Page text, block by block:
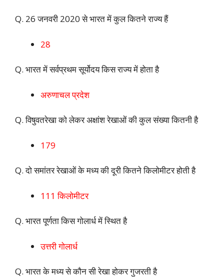
Q. 26 जनवरी 2020 से भारत में कुल कितने राज्य हैं
28
Q. भारत में सर्वप्रथम सूर्योदय किस राज्य में होता है
अरुणाचल प्रदेश
Q. विषुवतरेखा को लेकर अक्षांश रेखाओं की कुल संख्या कितनी है
179
Q. दो समांतर रेखाओं के मध्य की दूरी कितने किलोमीटर होती है
111 किलोमीटर
Q. भारत पूर्णता किस गोलार्ध में स्थित है
उत्तरी गोलार्ध
Q. भारत के मध्य से कौन सी रेखा होकर गुजरती है